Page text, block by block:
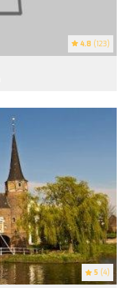
4.8 (123)
5 (4)